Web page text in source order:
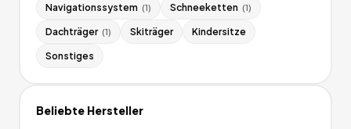
Navigationssystem (1) Schneeketten (1)
Dachträger (1) Skiträger Kindersitze
Sonstiges
Beliebte Hersteller